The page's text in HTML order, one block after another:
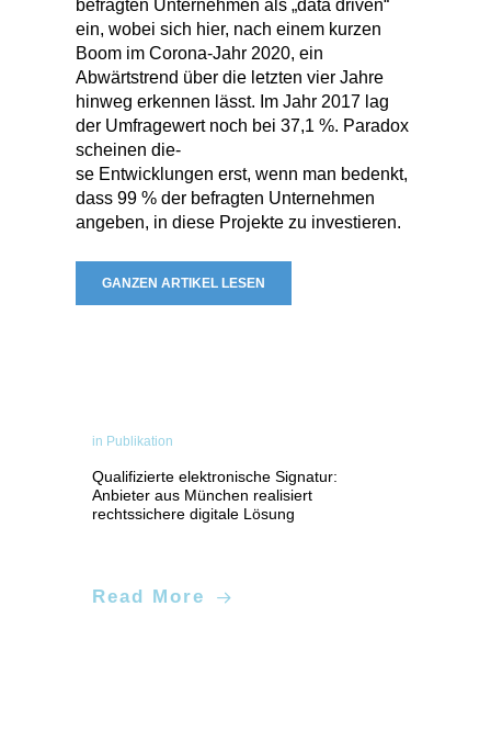
befragten Unternehmen als „data driven“
ein, wobei sich hier, nach einem kurzen
Boom im Corona-Jahr 2020, ein
Abwärtstrend über die letzten vier Jahre
hinweg erkennen lässt. Im Jahr 2017 lag
der Umfragewert noch bei 37,1 %. Paradox
scheinen die-
se Entwicklungen erst, wenn man bedenkt,
dass 99 % der befragten Unternehmen
angeben, in diese Projekte zu investieren.
GANZEN ARTIKEL LESEN
in Publikation
Qualifizierte elektronische Signatur:
Anbieter aus München realisiert
rechtssichere digitale Lösung
Read More